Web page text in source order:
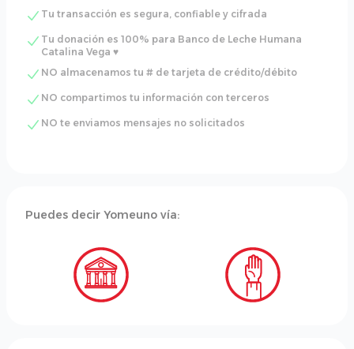
Tu transacción es segura, confiable y cifrada
Tu donación es 100% para Banco de Leche Humana
Catalina Vega ♥
NO almacenamos tu # de tarjeta de crédito/débito
NO compartimos tu información con terceros
NO te enviamos mensajes no solicitados
Puedes decir Yomeuno vía: